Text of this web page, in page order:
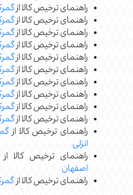
راهنمای ترخیص کالا از
راهنمای ترخیص کالا از
راهنمای ترخیص کالا از
راهنمای ترخیص کالا از
راهنمای ترخیص کالا از
راهنمای ترخیص کالا از
راهنمای ترخیص کالا از
راهنمای ترخیص کالا از
راهنمای ترخیص کالا از
راهنمای ترخیص کالا از
راهنمای ترخیص کالا از
انزلی
راهنمای ترخیص کالا
اصفهان
راهنمای ترخیص کالا از